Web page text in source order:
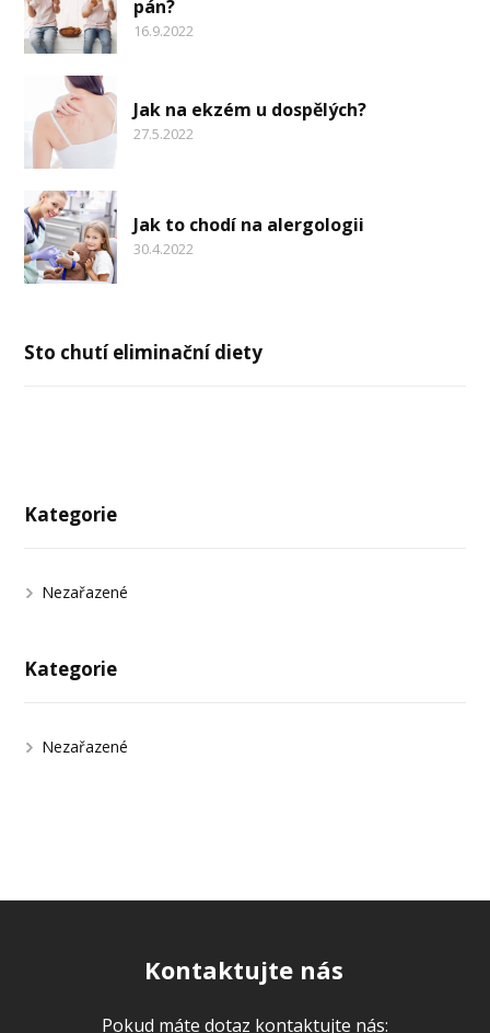
pán?
16.9.2022
Jak na ekzém u dospělých?
27.5.2022
Jak to chodí na alergologii
30.4.2022
Sto chutí eliminační diety
Kategorie
Nezařazené
Kategorie
Nezařazené
Kontaktujte nás
Pokud máte dotaz kontaktujte nás: